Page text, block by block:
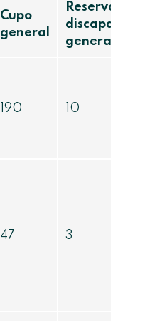
Cupo
general
Reserva
discapacidad
general
190 10
47 3